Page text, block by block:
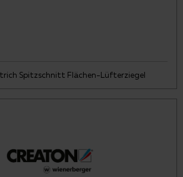
Spitzschnitt Flächen-Lüfterziegel